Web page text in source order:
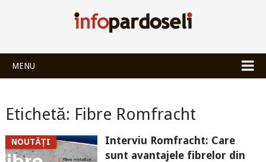
MENU
Etichetă: Fibre Romfracht
NOUTĂȚI
Interviu Romfracht: Care
sunt avantajele fibrelor din